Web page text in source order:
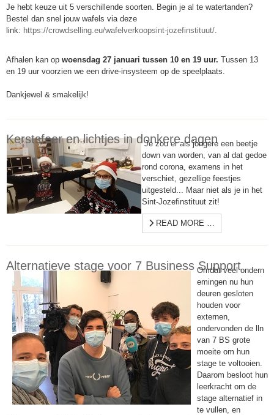
Je hebt keuze uit 5 verschillende soorten. Begin je al te watertanden?
Bestel dan snel jouwwafels via deze
link: https://crowdselling.eu/wafelverkoopsint-jozefinstituut/.
Afhalen kan op woensdag 27 januari tussen 10 en 19 uur. Tussen 13
en 19 uur voorzien we een drive-insysteem op de speelplaats.
Dankjewel & smakelijk!
Kerstsfeer en lichtjes in donkere dagen
Je zou er als jongere een beetje
down van worden, van al dat gedoe
rond corona, examens in het
verschiet, gezellige feestjes
uitgesteld... Maar niet als je in het
Sint-Jozefinstituut zit!
READ MORE …
Alternatieve stage voor 7 Business Support
Omdat veel ondern
emingen nu hun
deuren gesloten
houden voor
externen,
ondervonden de lln
van 7 BS grote
moeite om hun
stage te voltooien.
Daarom besloot hun
leerkracht om de
stage alternatief in
te vullen, en